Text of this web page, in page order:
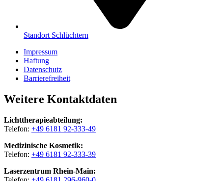
Standort Schlüchtern
Impressum
Haftung
Datenschutz
Barrierefreiheit
Weitere Kontaktdaten
Lichttherapieabteilung:
Telefon: +49 6181 92-333-49
Medizinische Kosmetik:
Telefon: +49 6181 92-333-39
Laserzentrum Rhein-Main: